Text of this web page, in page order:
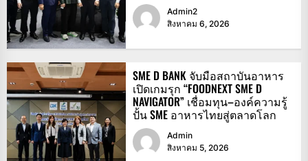
Admin2
สิงหาคม 6, 2026
SME D BANK จับมือสถาบันอาหาร
เปิดเกมรุก “FOODNEXT SME D
NAVIGATOR” เชื่อมทุน–องค์ความรู้
ปั้น SME อาหารไทยสู่ตลาดโลก
Admin
สิงหาคม 5, 2026